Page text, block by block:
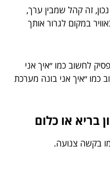
זה קהל שמבין ערך,
במקום לגרור אותך
לחשוב כמו ״איך אני
כמו ״איך אני בונה מערכת
בריא או כלום
בקשה צנועה.